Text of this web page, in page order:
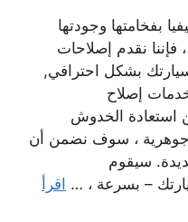
بفخامتها وجودتها
فإننا نقدم إصلاحات
بشكل احترافي,
إصلاح
استعادة الخدوش
جوهرية ، سوف نضمن أن
سيقوم
– بسرعة ، … اقرأ